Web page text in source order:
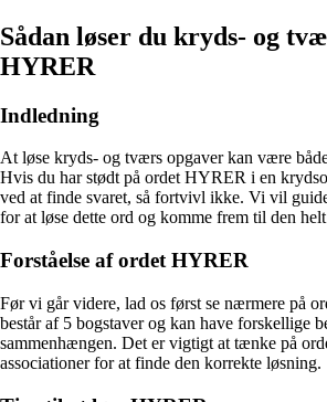
Sådan løser du kryds- og
HYRER
Indledning
At løse kryds- og tværs opgaver kan være
Hvis du har stødt på ordet HYRER i en
ved at finde svaret, så fortvivl ikke. Vi vil
for at løse dette ord og komme frem til den
Forståelse af ordet HYRER
Før vi går videre, lad os først se nærmere på
består af 5 bogstaver og kan have forskellige
sammenhængen. Det er vigtigt at tænke på
associationer for at finde den korrekte løsning.